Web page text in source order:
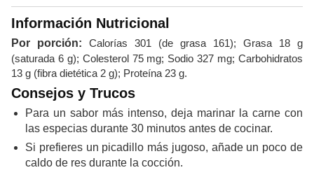
Información Nutricional
Por porción: Calorías 301 (de grasa 161); Grasa 18 g
(saturada 6 g); Colesterol 75 mg; Sodio 327 mg; Carbohidratos
13 g (fibra dietética 2 g); Proteína 23 g.
Consejos y Trucos
Para un sabor más intenso, deja marinar la carne con
las especias durante 30 minutos antes de cocinar.
Si prefieres un picadillo más jugoso, añade un poco de
caldo de res durante la cocción.